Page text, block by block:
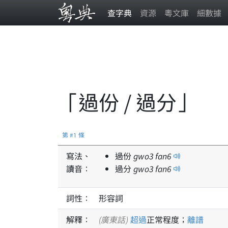
查字典 資源 粵文庫 細數據
「過份 / 過分」
第 #1 條
寫法、
讀音：
過份gwo3fan6
過分gwo3fan6
詞性：
形容詞
解釋：
(廣東話) 超過正常程度； 離譜